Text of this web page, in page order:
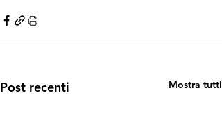
Post recenti Mostra tutti